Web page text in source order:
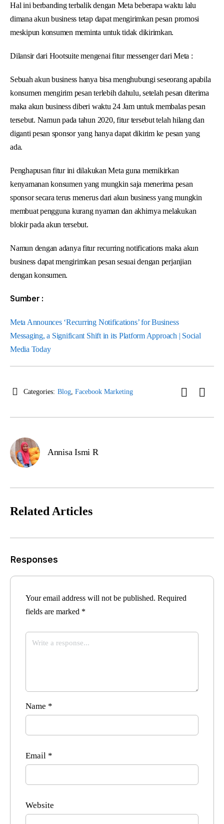
Hal ini berbanding terbalik dengan Meta beberapa waktu lalu
dimana akun business tetap dapat mengirimkan pesan promosi
meskipun konsumen meminta untuk tidak dikirimkan.
Dilansir dari Hootsuite mengenai fitur messenger dari Meta :
Sebuah akun business hanya bisa menghubungi seseorang apabila
konsumen mengirim pesan terlebih dahulu, setelah pesan diterima
maka akun business diberi waktu 24 Jam untuk membalas pesan
tersebut. Namun pada tahun 2020, fitur tersebut telah hilang dan
diganti pesan sponsor yang hanya dapat dikirim ke pesan yang
ada.
Penghapusan fitur ini dilakukan Meta guna memikirkan
kenyamanan konsumen yang mungkin saja menerima pesan
sponsor secara terus menerus dari akun business yang mungkin
membuat pengguna kurang nyaman dan akhirnya melakukan
blokir pada akun tersebut.
Namun dengan adanya fitur recurring notifications maka akun
business dapat mengirimkan pesan sesuai dengan perjanjian
dengan konsumen.
Sumber :
Meta Announces ‘Recurring Notifications’ for Business
Messaging, a Significant Shift in its Platform Approach | Social
Media Today
Categories: Blog Facebook Marketing
Annisa Ismi R
Related Articles
Responses
Your email address will not be published. Required
fields are marked *
Name *
Email *
Website